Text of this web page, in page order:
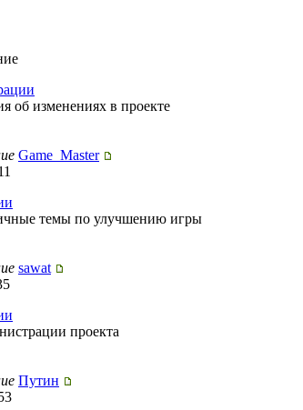
об изменениях в проекте
Game_Master
темы по улучшению игры
sawat
проекта
Путин